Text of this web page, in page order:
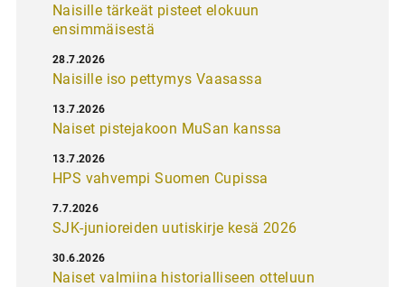
Naisille tärkeät pisteet elokuun
ensimmäisestä
Naisille iso pettymys Vaasassa
28.7.2026
Naiset pistejakoon MuSan kanssa
13.7.2026
HPS vahvempi Suomen Cupissa
13.7.2026
SJK-junioreiden uutiskirje kesä 2026
7.7.2026
Naiset valmiina historialliseen otteluun
30.6.2026